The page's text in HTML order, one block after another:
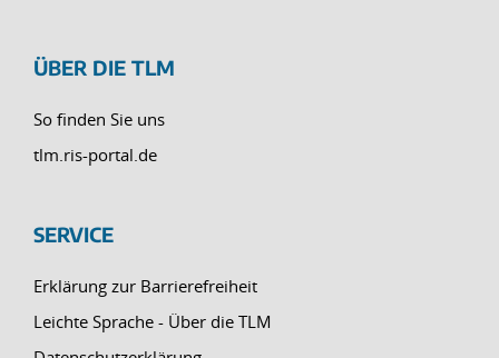
ÜBER DIE TLM
So finden Sie uns
tlm.ris-portal.de
SERVICE
Erklärung zur Barrierefreiheit
Leichte Sprache - Über die TLM